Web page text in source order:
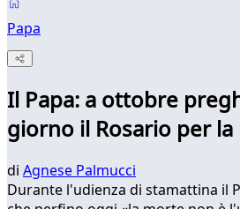
Papa
Il Papa: a ottobre
giorno il Rosario per la
di Agnese Palmucci
Durante l'udienza di stamattina il